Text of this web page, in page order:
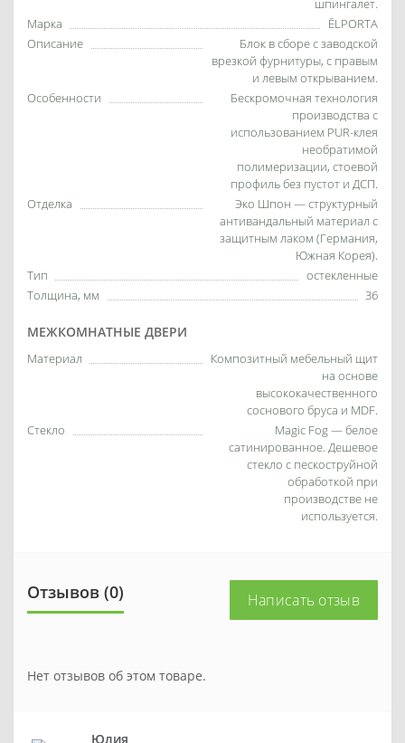
шпингалет.
Марка
ĒLPORTA
Описание
Блок в сборе с заводской
врезкой фурнитуры, с правым
и левым открыванием.
Особенности
Бескромочная технология
производства с
использованием PUR-клея
необратимой
полимеризации, стоевой
профиль без пустот и ДСП.
Отделка
Эко Шпон — структурный
антивандальный материал с
защитным лаком (Германия,
Южная Корея).
Тип
остекленные
Толщина, мм
36
МЕЖКОМНАТНЫЕ ДВЕРИ
Материал
Композитный мебельный щит
на основе
высококачественного
соснового бруса и MDF.
Стекло
Magic Fog — белое
сатинированное. Дешевое
стекло с пескоструйной
обработкой при
производстве не
используется.
Отзывов (0) Написать отзыв
Нет отзывов об этом товаре.
Юлия